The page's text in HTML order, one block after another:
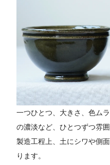
一つひとつ、大きさ、色ム
の濃淡など、ひとつずつ雰囲
製造工程上、土にシワや側
ります。